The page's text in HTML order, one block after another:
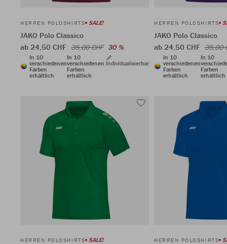
HERREN POLOSHIRTS SALE!
JAKO Polo Classico
ab 24,50 CHF 35,00 CHF 30 %
In 10
verschiedenen
Farben
erhältlich
In 10
verschiedenen
Farben
erhältlich
Individualisierbar
HERREN POLOSHIRTS
JAKO Polo Classico
ab 24,50 CHF 35,00
In 10
verschiedenen
Farben
erhältlich
In 10
Farben
erhältlich
HERREN POLOSHIRTS SALE! HERREN POLOSHIRTS